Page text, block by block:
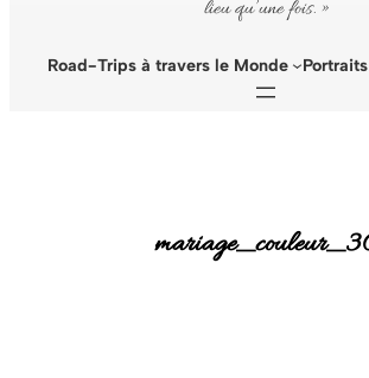
lieu qu’une fois. »
Road-Trips à travers le Monde Portraits